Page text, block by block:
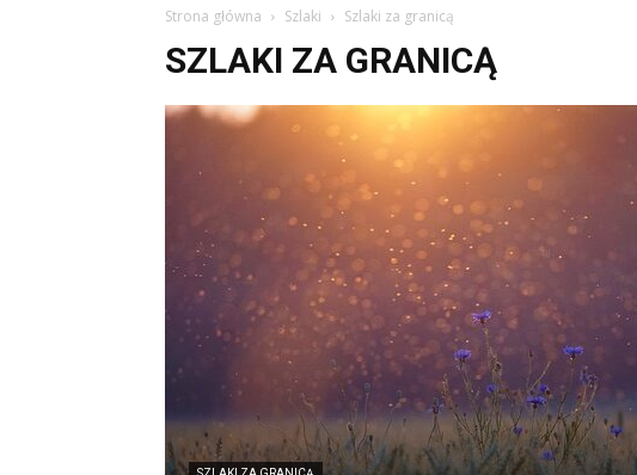
Strona główna Szlaki Szlaki za granicą
SZLAKI ZA GRANICĄ